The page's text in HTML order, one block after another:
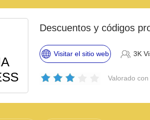
Descuentos y códigos
Visitar el sitio web 3K
Valorado